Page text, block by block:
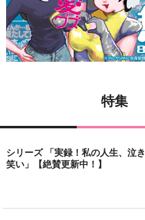
特集
シリーズ 「実録！私の人生、泣き
笑い」【絶賛更新中！】